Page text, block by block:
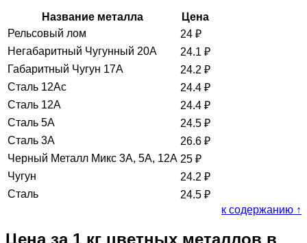
Название металла
Цена
Рельсовый лом
24 ₽
Негабаритный Чугунный 20А
24.1 ₽
Габаритный Чугун 17А
24.2 ₽
Сталь 12Ас
24.4 ₽
Сталь 12А
24.4 ₽
Сталь 5А
24.5 ₽
Сталь 3А
26.6 ₽
Черный Металл Микс 3А, 5А, 12А 25 ₽
Чугун
24.2 ₽
Сталь
24.5 ₽
к содержанию ↑